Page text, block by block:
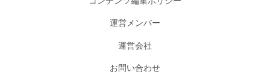
運営メンバー
運営会社
お問い合わせ